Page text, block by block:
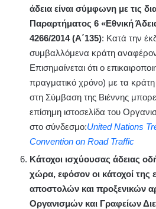
άδεια είναι σύμφωνη με τις
Παραρτήματος 6 «Εθνική
4266/2014 (Α΄135): Κατά την
συμβαλλόμενα κράτη
Επισημαίνεται ότι ο
πραγματικό χρόνο) με τα
στη Σύμβαση της Βιέννης
επίσημη ιστοσελίδα του
στο σύνδεσμο:United Nations
Convention on Road Traffic
Κάτοχοι ισχύουσας άδειας
χώρα, εφόσον οι κάτοχοί της
αποστολών και προξενικών
Οργανισμών και Γραφείων